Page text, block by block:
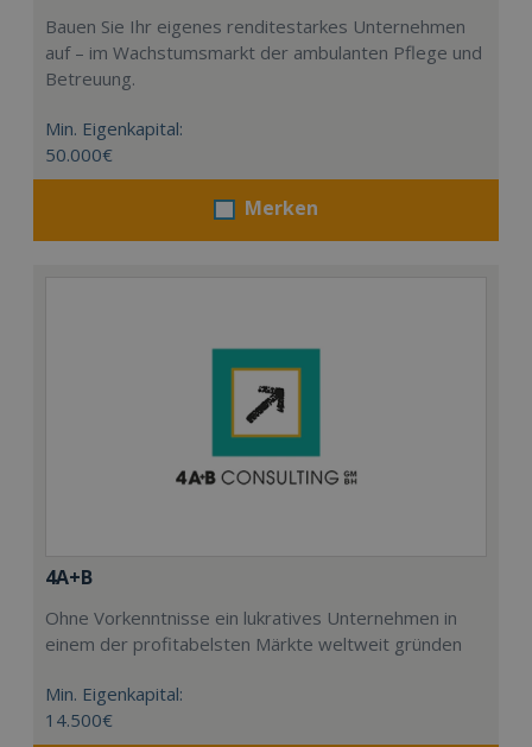
Bauen Sie Ihr eigenes renditestarkes Unternehmen
auf – im Wachstumsmarkt der ambulanten Pflege und
Betreuung.
Min. Eigenkapital:
50.000€
Merken
4A+B
Ohne Vorkenntnisse ein lukratives Unternehmen in
einem der profitabelsten Märkte weltweit gründen
Min. Eigenkapital:
14.500€